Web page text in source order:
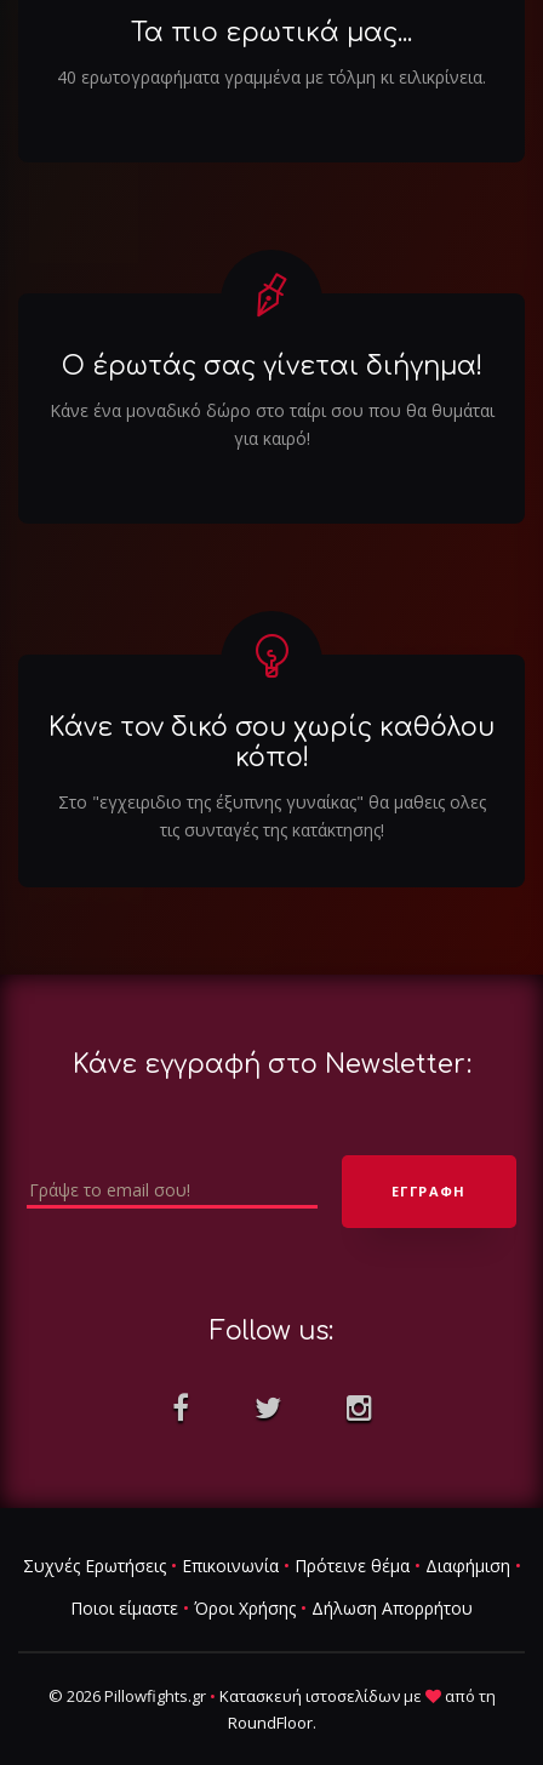
Τα πιο ερωτικά μας...
40 ερωτογραφήματα γραμμένα με τόλμη κι ειλικρίνεια.
Ο έρωτάς σας γίνεται διήγημα!
Κάνε ένα μοναδικό δώρο στο ταίρι σου που θα θυμάται
για καιρό!
Κάνε τον δικό σου χωρίς καθόλου
κόπο!
Στο "εγχειριδιο της έξυπνης γυναίκας" θα μαθεις ολες
τις συνταγές της κατάκτησης!
Κάνε εγγραφή στο Newsletter:
Follow us:
Συχνές Ερωτήσεις• Επικοινωνία• Πρότεινε θέμα• Διαφήμιση •
Ποιοι είμαστε • Όροι Χρήσης • Δήλωση Απορρήτου
© 2026 Pillowfights.gr • Κατασκευή ιστοσελίδωνμε
από τη
RoundFloor.